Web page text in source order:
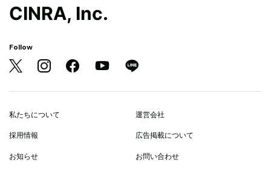
CINRA, Inc.
Follow
私たちについて 運営会社
採用情報 広告掲載について
お知らせ お問い合わせ